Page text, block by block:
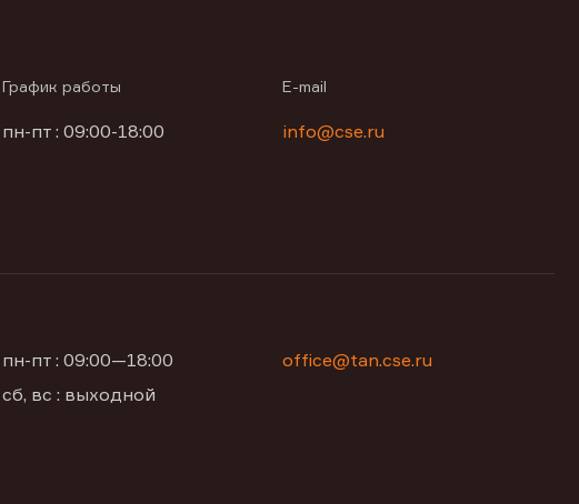
График работы
пн-пт : 09:00-18:00
E-mail
info@cse.ru
пн-пт : 09:00—18:00
сб, вс : выходной
office@tan.cse.ru